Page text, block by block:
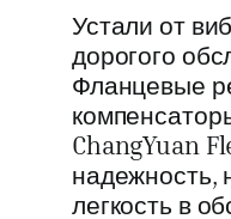
Устали от
дорогого
Фланцевые
ChangYuan
надежность,
легкость в